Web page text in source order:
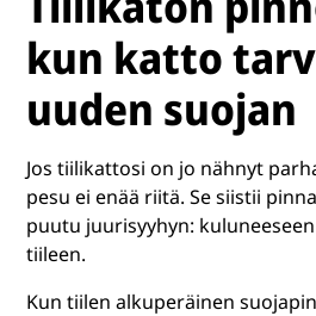
kun katto
uuden suojan
Jos tiilikattosi on jo nähnyt
pesu ei enää riitä. Se siistii
puutu juurisyyhyn:
tiileen.
Kun tiilen alkuperäinen